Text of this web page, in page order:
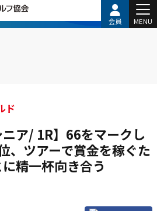
会員 MENU
ルド
ニア/ 1R】66をマークし
、ツアーで賞金を稼ぐた
精一杯向き合う